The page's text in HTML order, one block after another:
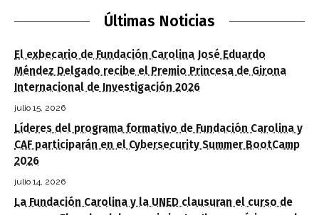
Últimas Noticias
El exbecario de Fundación Carolina José Eduardo
Méndez Delgado recibe el Premio Princesa de Girona
Internacional de Investigación 2026
julio 15, 2026
Líderes del programa formativo de Fundación Carolina y
CAF participarán en el Cybersecurity Summer BootCamp
2026
julio 14, 2026
La Fundación Carolina y la UNED clausuran el curso de